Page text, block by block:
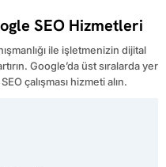
SEO Hizmetleri
ile işletmenizin dijital
Google’da üst sıralarda yer
çalışması hizmeti alın.